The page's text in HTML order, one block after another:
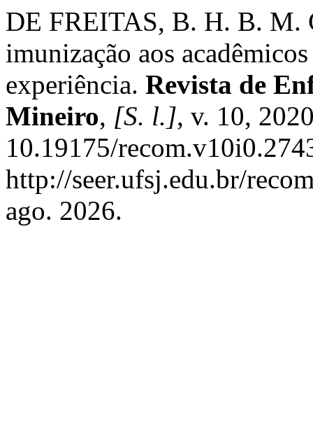
DE FREITAS, B. H. B. M.
imunização aos
experiência. Revista de
Mineiro, [S. l.], v. 10,
10.19175/
http://seer.ufsj.edu.br/
ago. 2026.